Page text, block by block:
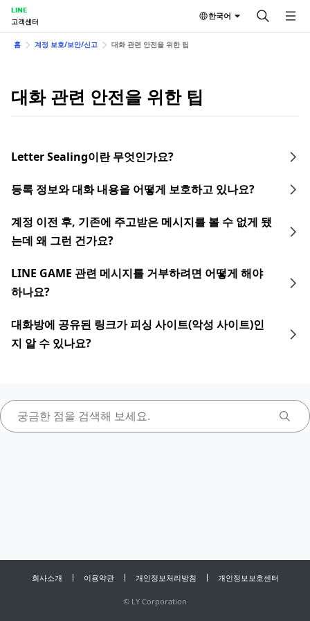
LINE
고객센터
한국어
홈 계정 보호/보안/신고 대화 관련 안전을 위한 팁
대화 관련 안전을 위한 팁
Letter Sealing이란 무엇인가요?
등록 정보와 대화 내용을 어떻게 보호하고 있나요?
계정 이전 후, 기존에 주고받은 메시지를 볼 수 없게 됐
는데 왜 그런 건가요?
LINE GAME 관련 메시지를 거부하려면 어떻게 해야
하나요?
대화방에 공유된 링크가 피싱 사이트(악성 사이트)인
지 알 수 있나요?
회사소개 이용약관 개인정보처리방침 개인정보보호센터
© LY Corporation